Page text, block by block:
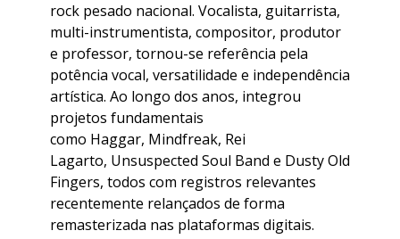
rock pesado nacional. Vocalista, guitarrista,
multi-instrumentista, compositor, produtor
e professor, tornou-se referência pela
potência vocal, versatilidade e independência
artística. Ao longo dos anos, integrou
projetos fundamentais
como Haggar, Mindfreak, Rei
Lagarto, Unsuspected Soul Band e Dusty Old
Fingers, todos com registros relevantes
recentemente relançados de forma
remasterizada nas plataformas digitais.